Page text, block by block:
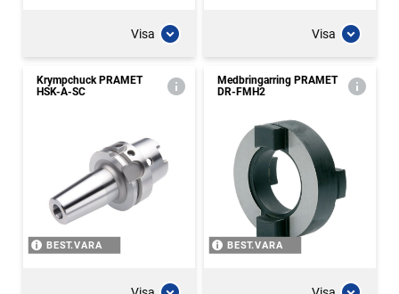
Visa Visa
Krympchuck PRAMET
HSK-A-SC
BEST.VARA
Medbringarring PRAMET
DR-FMH2
BEST.VARA